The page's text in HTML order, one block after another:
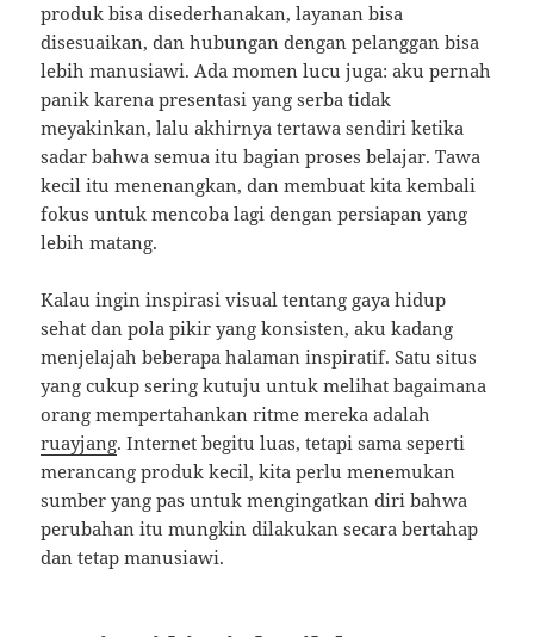
produk bisa disederhanakan, layanan bisa
disesuaikan, dan hubungan dengan pelanggan bisa
lebih manusiawi. Ada momen lucu juga: aku pernah
panik karena presentasi yang serba tidak
meyakinkan, lalu akhirnya tertawa sendiri ketika
sadar bahwa semua itu bagian proses belajar. Tawa
kecil itu menenangkan, dan membuat kita kembali
fokus untuk mencoba lagi dengan persiapan yang
lebih matang.
Kalau ingin inspirasi visual tentang gaya hidup
sehat dan pola pikir yang konsisten, aku kadang
menjelajah beberapa halaman inspiratif. Satu situs
yang cukup sering kutuju untuk melihat bagaimana
orang mempertahankan ritme mereka adalah
ruayjang. Internet begitu luas, tetapi sama seperti
merancang produk kecil, kita perlu menemukan
sumber yang pas untuk mengingatkan diri bahwa
perubahan itu mungkin dilakukan secara bertahap
dan tetap manusiawi.